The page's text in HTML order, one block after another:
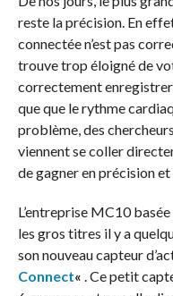
reste la précision. En
connectée n’est pas
trouve trop éloigné de
correctement
que que le rythme
problème, des
viennent se coller
de gagner en précision
L’entreprise MC10
les gros titres il y a
son nouveau capteur
Connect« . Ce petit